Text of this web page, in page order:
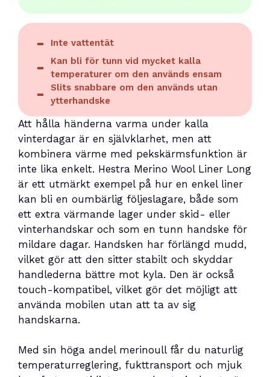
Inte vattentät
Kan bli för tunn vid mycket kalla
temperaturer om den används ensam
Slits snabbare om den används utan
ytterhandske
Att hålla händerna varma under kalla
vinterdagar är en självklarhet, men att
kombinera värme med pekskärmsfunktion är
inte lika enkelt. Hestra Merino Wool Liner Long
är ett utmärkt exempel på hur en enkel liner
kan bli en oumbärlig följeslagare, både som
ett extra värmande lager under skid- eller
vinterhandskar och som en tunn handske för
mildare dagar. Handsken har förlängd mudd,
vilket gör att den sitter stabilt och skyddar
handlederna bättre mot kyla. Den är också
touch-kompatibel, vilket gör det möjligt att
använda mobilen utan att ta av sig
handskarna.
Med sin höga andel merinoull får du naturlig
temperaturreglering, fukttransport och mjuk